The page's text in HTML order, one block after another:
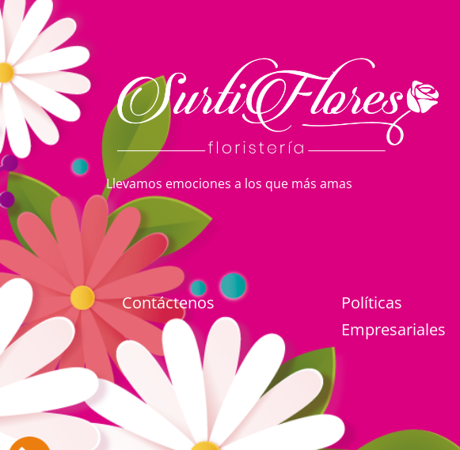
Llevamos emociones a los que más amas
Contáctenos
Políticas
Empresariales